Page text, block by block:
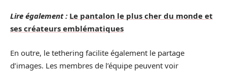
Lire également : Le pantalon le plus cher du monde et
ses créateurs emblématiques
En outre, le tethering facilite également le partage
d’images. Les membres de l’équipe peuvent voir